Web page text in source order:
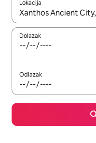
Lokacija
Kada budu dostupni
Dolazak
Odlazak